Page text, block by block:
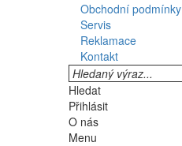
Obchodní podmínky
Servis
Reklamace
Kontakt
Hledat
Přihlásit
O nás
Menu